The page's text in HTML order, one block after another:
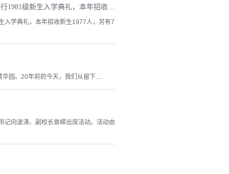
入学典礼，本年招收新生1977人，另有7
园。20年前的今天，我们从留下....
记向波涛、副校长曾嵘出席活动。活动由